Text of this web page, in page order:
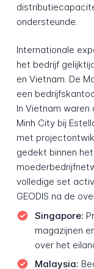
ondersteunde.
Internationale
het bedrijf
en Vietnam. De
een
In Vietnam
Minh City bij
met
gedekt binnen
volledige set
GEODIS na de
Singapore:
magazijnen
over het
Malaysia: